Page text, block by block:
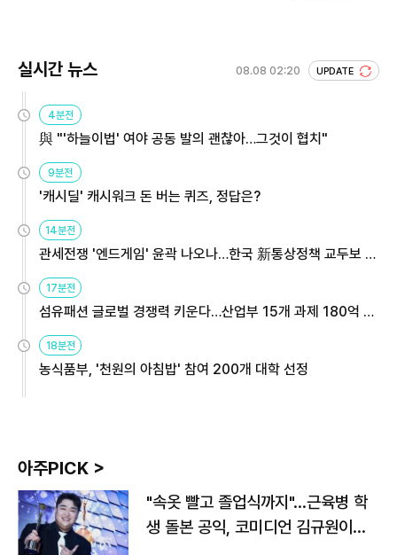
실시간 뉴스 08.08 02:20 UPDATE
4분전
與 "'하늘이법' 여야 공동 발의 괜찮아…그것이 협치"
9분전
'캐시딜' 캐시워크 돈 버는 퀴즈, 정답은?
14분전
관세전쟁 '엔드게임' 윤곽 나오나…한국 新통상정책 교두보 활
17분전
섬유패션 글로벌 경쟁력 키운다…산업부 15개 과제 180억 지
18분전
농식품부, '천원의 아침밥' 참여 200개 대학 선정
아주PICK >
"속옷 빨고 졸업식까지"…근육병 학
생 돌본 공익, 코미디언 김규원이었